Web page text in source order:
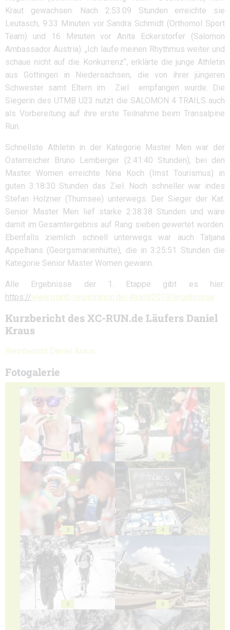
Kraut gewachsen. Nach 2:53:09 Stunden erreichte sie
Leutasch, 9:33 Minuten vor Sandra Schmidt (Orthomol Sport
Team) und 16 Minuten vor Anita Eckerstorfer (Salomon
Ambassador Austria). „Ich laufe meinen Rhythmus weiter und
schaue nicht auf die Konkurrenz“, erklärte die junge Athletin
aus Göttingen in Niedersachsen, die von ihrer jüngeren
Schwester samt Eltern im Ziel empfangen wurde. Die
Siegerin des UTMB U23 nutzt die SALOMON 4 TRAILS auch
als Vorbereitung auf ihre erste Teilnahme beim Transalpine
Run.
Schnellste Athletin in der Kategorie Master Men war der
Österreicher Bruno Lemberger (2:41:40 Stunden), bei den
Master Women erreichte Nina Koch (Imst Tourismus) in
guten 3:18:30 Stunden das Ziel. Noch schneller war indes
Stefan Holzner (Thumsee) unterwegs. Der Sieger der Kat.
Senior Master Men lief starke 2:38:38 Stunden und wäre
damit im Gesamtergebnis auf Rang sieben gewertet worden.
Ebenfalls ziemlich schnell unterwegs war auch Tatjana
Appelhans (Georgsmarienhütte), die in 3:25:51 Stunden die
Kategorie Senior Master Women gewann.
Alle Ergebnisse der 1. Etappe gibt es hier:
https://www.planb-registration.de/4trails2019/ergebnisse
Kurzbericht des XC-RUN.de Läufers Daniel
Kraus
Rennbericht Daniel Kraus
Fotogalerie
1 2
3 4
5 6